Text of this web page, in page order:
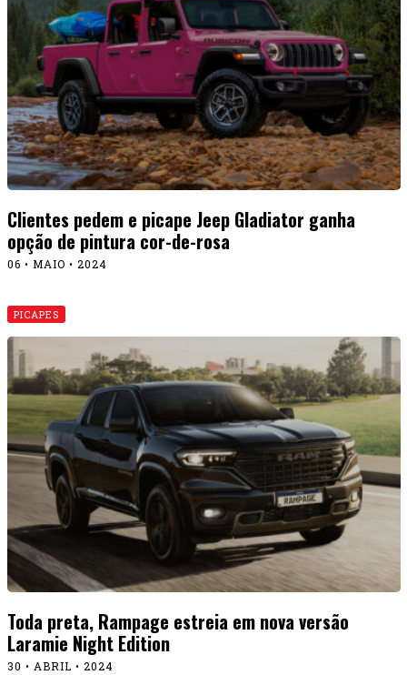
Clientes pedem e picape Jeep Gladiator ganha
opção de pintura cor-de-rosa
06 • MAIO • 2024
PICAPES
Toda preta, Rampage estreia em nova versão
Laramie Night Edition
30 • ABRIL • 2024